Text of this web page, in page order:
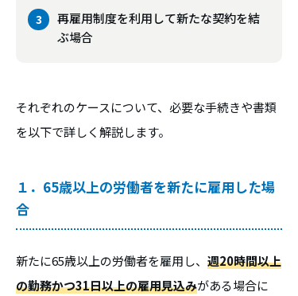
再雇用制度を利用して新たな契約を結
ぶ場合
それぞれのケースについて、必要な手続きや書類
を以下で詳しく解説します。
１．65歳以上の労働者を新たに雇用した場
合
新たに65歳以上の労働者を雇用し、 週20時間以上
の勤務かつ31日以上の雇用見込みがある場合に